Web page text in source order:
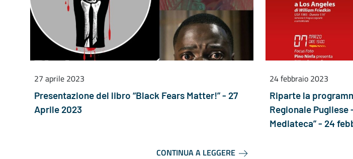
27 aprile 2023
Presentazione del libro “Black Fears Matter!” - 27
Aprile 2023
CONTINUA A LEGGERE
24 febbraio 2023
Riparte la
Regionale Pugliese
Mediateca” - 24